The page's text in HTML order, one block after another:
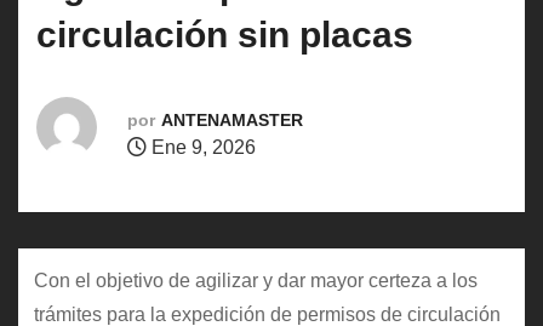
circulación sin placas
por ANTENAMASTER
Ene 9, 2026
Con el objetivo de agilizar y dar mayor certeza a los
trámites para la expedición de permisos de circulación